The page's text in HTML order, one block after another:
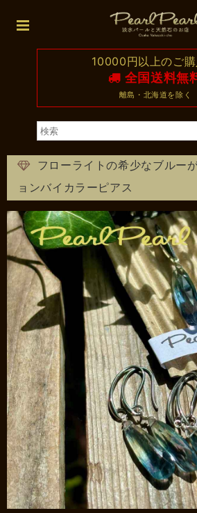
10000円以上のご
全国送料無
離島・北海道を除く
フローライトの希少なブルー
ョンバイカラーピアス